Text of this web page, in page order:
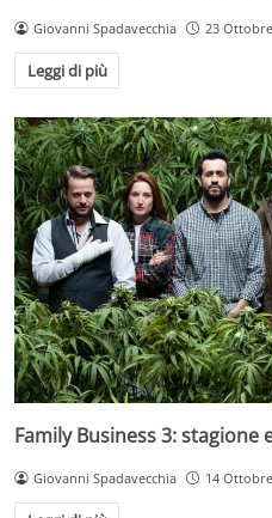
Giovanni Spadavecchia 23
Leggi di più
Family Business 3:
Giovanni Spadavecchia 14